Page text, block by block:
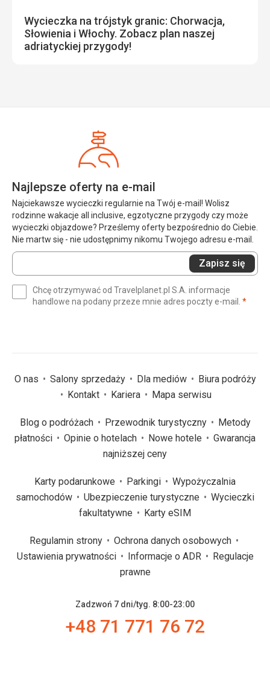
Wycieczka na trójstyk granic: Chorwacja,
Słowienia i Włochy. Zobacz plan naszej
adriatyckiej przygody!
Najlepsze oferty na e-mail
Najciekawsze wycieczki regularnie na Twój e-mail! Wolisz
rodzinne wakacje all inclusive, egzotyczne przygody czy może
wycieczki objazdowe? Prześlemy oferty bezpośrednio do Ciebie.
Nie martw się - nie udostępnimy nikomu Twojego adresu e-mail.
Wprowadź
swój
(wymagane)
Zapisz się
Chcę otrzymywać od Travelplanet.pl S.A. informacje
handlowe na podany przeze mnie adres poczty e-mail. *
O nas Salony sprzedaży Dla mediów
Biura podróży
Kontakt
Kariera Mapa serwisu
Blog o podróżach Przewodnik turystyczny
Metody
płatności
Opinie o hotelach Nowe hotele
Gwarancja
najniższej ceny
Karty podarunkowe Parkingi
Wypożyczalnia
samochodów
Ubezpieczenie turystyczne
Wycieczki
fakultatywne
Karty eSIM
Regulamin strony
Ochrona danych osobowych
Ustawienia prywatności
Informacje o ADR
Regulacje
prawne
Zadzwoń 7 dni/tyg. 8:00-23:00
+48 71 771 76 72